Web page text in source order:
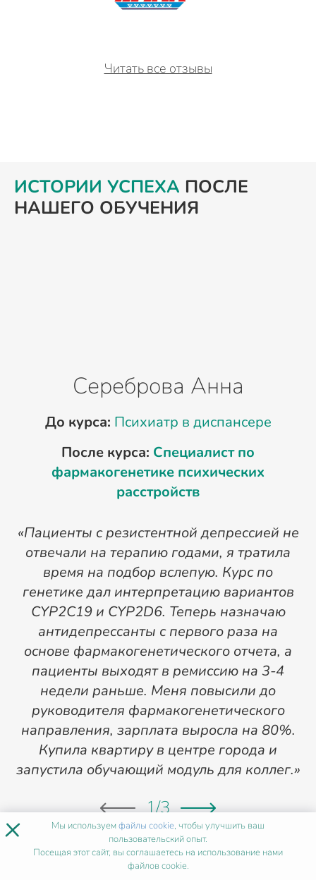
Читать все отзывы
ИСТОРИИ УСПЕХА ПОСЛЕ
НАШЕГО ОБУЧЕНИЯ
Сереброва Анна
До курса: Психиатр в диспансере
После курса: Специалист по
фармакогенетике психических
расстройств
«Пациенты с резистентной депрессией не
отвечали на терапию годами, я тратила
время на подбор вслепую. Курс по
генетике дал интерпретацию вариантов
CYP2C19 и CYP2D6. Теперь назначаю
антидепрессанты с первого раза на
основе фармакогенетического отчета, а
пациенты выходят в ремиссию на 3-4
недели раньше. Меня повысили до
руководителя фармакогенетического
направления, зарплата выросла на 80%.
Купила квартиру в центре города и
запустила обучающий модуль для коллег.»
1/3
ХОЧУ ТАК ЖЕ
× Мы используемфайлы cookie, чтобы улучшить ваш
пользовательский опыт.
Посещая этот сайт, вы соглашаетесь на использование нами
файлов cookie.